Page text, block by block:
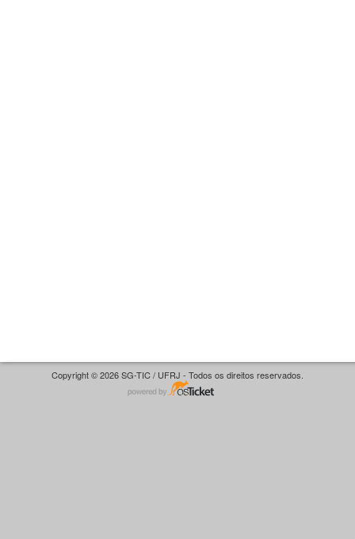
Copyright © 2026 SG-TIC / UFRJ - Todos os direitos reservados.